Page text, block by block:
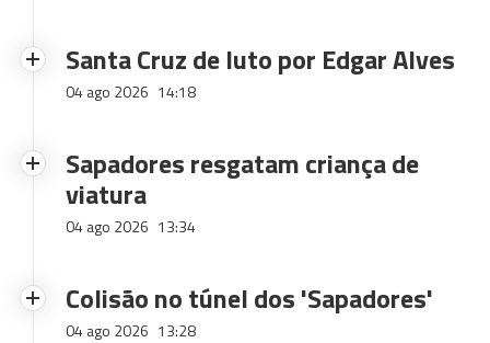
Santa Cruz de luto por Edgar Alves
04 ago 2026 14:18
Sapadores resgatam criança de
viatura
04 ago 2026 13:34
Colisão no túnel dos 'Sapadores'
04 ago 2026 13:28